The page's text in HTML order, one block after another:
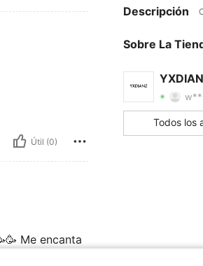
Útil (0)
Me encanta
Descripción
Sobre La
4.77
Todos los